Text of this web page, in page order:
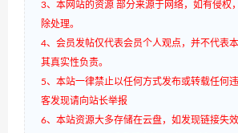
3、本网站的资源 部分来源于网络，如有侵权
除处理。
4、会员发帖仅代表会员个人观点，并不代表
其真实性负责。
5、本站一律禁止以任何方式发布或转载任何
客发现请向站长举报
6、本站资源大多存储在云盘，如发现链接失